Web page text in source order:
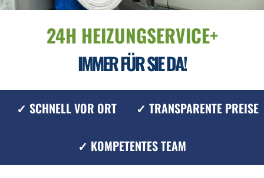
24H HEIZUNGSERVICE+
IMMER FÜR SIE DA!
✓ SCHNELL VOR ORT ✓ TRANSPARENTE PREISE
✓ KOMPETENTES TEAM